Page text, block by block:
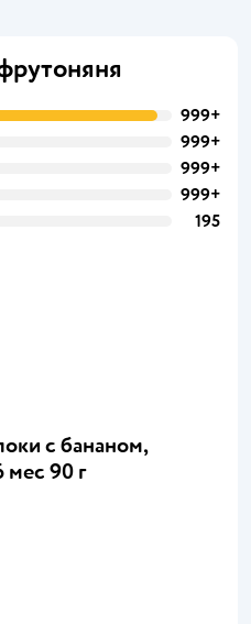
999+
999+
999+
999+
195
с бананом,
мес 90 г